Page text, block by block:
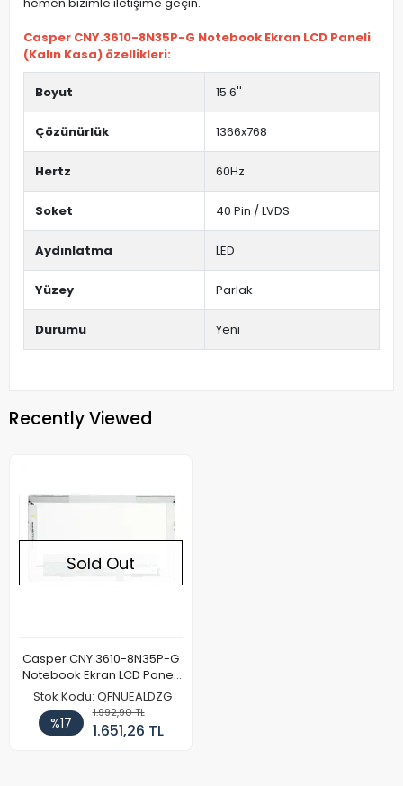
Casper CNY.3610-8N35P-G Notebook Ekran LCD Paneli
(Kalın Kasa) özellikleri:
Boyut 15.6''
Çözünürlük 1366x768
Hertz 60Hz
Soket 40 Pin / LVDS
Aydınlatma LED
Yüzey Parlak
Durumu Yeni
Recently Viewed
Sold Out
Casper CNY.3610-8N35P-G
Notebook Ekran LCD Paneli
(Kalın Kasa)
Stok Kodu: QFNUEALDZG
%17
1.992,90 TL
1.651,26 TL